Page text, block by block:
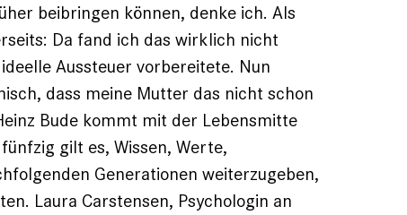
beibringen können, denke ich. Als
Da fand ich das wirklich nicht
Aussteuer vorbereitete. Nun
dass meine Mutter das nicht schon
Bude kommt mit der Lebensmitte
gilt es, Wissen, Werte,
Generationen weiterzugeben,
Laura Carstensen, Psychologin an